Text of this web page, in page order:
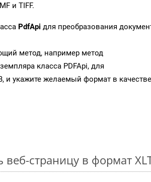
и TIFF.
PdfApi для преобразования
метод, например метод
класса PDFApi, для
и укажите желаемый формат в качестве
веб-страницу в формат